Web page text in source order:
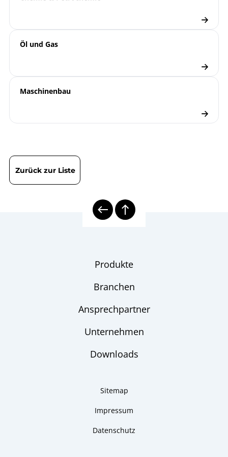
Öl und Gas
Maschinenbau
Zurück zur Liste
Produkte
Branchen
Ansprechpartner
Unternehmen
Downloads
Sitemap
Impressum
Datenschutz